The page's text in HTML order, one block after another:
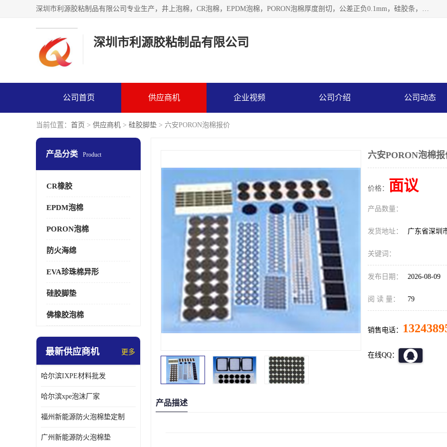
深圳市利源胶粘制品有限公司专业生产，井上泡棉，CR泡棉，EPDM泡棉，PORON泡棉厚度剖切，公差正负0.1mm，硅胶条，脚垫，异形一次成型，雕刻EVA海绵；包装材料:精密仪器、医疗器具、运输时缓冲、防震材料。建筑:住房装潢材料、房屋门窗密封；轻便、强韧性：轻便并且具有较强的韧性，良好的耐油性与耐溶剂性。隔热性：导热性低具有优越的保温性，具有的回弹性。
深圳市利源胶粘制品有限公司
公司首页 供应商机 企业视频 公司介绍 公司动态
当前位置： 首页 > 供应商机 > 硅胶脚垫 > 六安PORON泡棉报价
产品分类 Product
CR橡胶
EPDM泡棉
PORON泡棉
防火海绵
EVA珍珠棉异形
硅胶脚垫
佛橡胶泡棉
最新供应商机 更多
哈尔滨IXPE材料批发
哈尔滨xpe泡沫厂家
福州新能源防火泡棉垫定制
广州新能源防火泡棉垫
六安PORON泡棉报
价格： 面议
产品数量：
发货地址： 广东省深圳
关键词：
发布日期： 2026-08-09
阅 读 量： 79
销售电话：
在线QQ：
产品描述